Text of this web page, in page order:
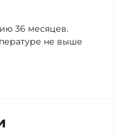
36 месяцев.
не выше